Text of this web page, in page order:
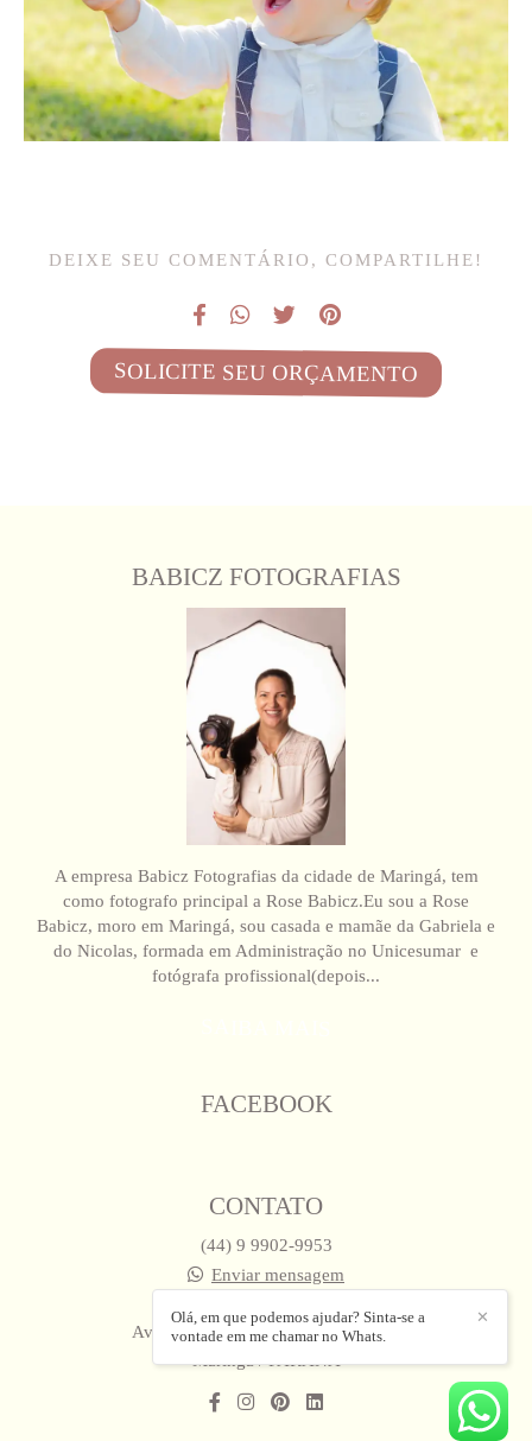
DEIXE SEU COMENTÁRIO, COMPARTILHE!
SOLICITE SEU ORÇAMENTO
BABICZ FOTOGRAFIAS
A empresa Babicz Fotografias da cidade de Maringá, tem
como fotografo principal a Rose Babicz.Eu sou a Rose
Babicz, moro em Maringá, sou casada e mamãe da Gabriela e
do Nicolas, formada em Administração no Unicesumar e
fotógrafa profissional(depois...
FACEBOOK
CONTATO
(44) 9 9902-9953
Enviar mensagem
Avenida Brasil, 676, Sala 7 - Zona 8
Maringá / PARANA
✕
Olá, em que podemos ajudar? Sinta-se a
vontade em me chamar no Whats.